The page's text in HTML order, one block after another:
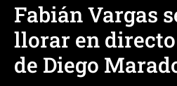
Fabián Vargas
llorar en
de Diego